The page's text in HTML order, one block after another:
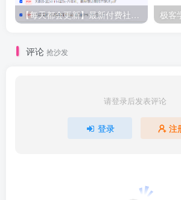
【每天都会更新】最新付费社群公众号文章 极客
评论 抢沙发
请登录后发表评论
登录 注